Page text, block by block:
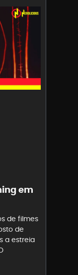
em
de filmes
de
a estreia